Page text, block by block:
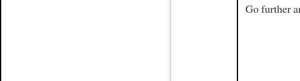
Go further